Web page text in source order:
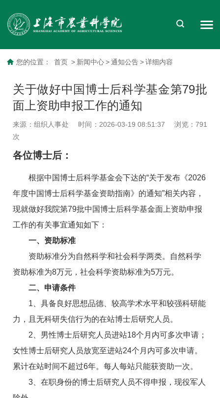
您的位置： 首页 > 新闻中心 > 通知公告 > 详细内容
关于做好中国博士后科学基金第79批
面上资助申报工作的通知
来源：组织人事处 时间：2026-03-19 08:51:37 浏览： 791
次
各位博士后：
根据中国博士后科学基金会下达的“关于发布《2026
年度中国博士后科学基金资助指南》的通知”相关内容，
现就做好我院第79批中国博士后科学基金面上资助申报
工作的有关事宜通知如下：
一、资助标准
资助标准分为自然科学和社会科学两类。自然科学
资助标准为8万元，社会科学资助标准为5万元。
二、申请条件
1、具备良好思想品德、较高学术水平和较强科研能
力，且无科研失信行为的在站博士后研究人员。
2、男性博士后研究人员进站18个月内可多次申请；
女性博士后研究人员放宽至进站24个月内可多次申请。
累计在站时间不超过6年。每人每站只能获资助一次。
3、在职身份的博士后研究人员不得申报，现役军人